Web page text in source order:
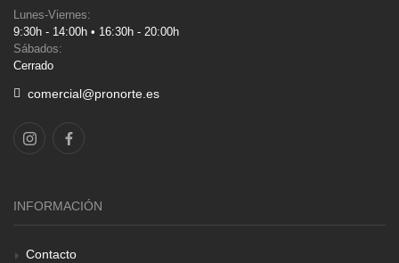
Lunes-Viernes:
9:30h - 14:00h • 16:30h - 20:00h
Sábados:
Cerrado
comercial@pronorte.es
INFORMACIÓN
Contacto